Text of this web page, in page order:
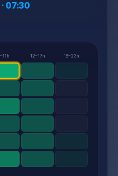
· 07:30
12–17h 18–23h